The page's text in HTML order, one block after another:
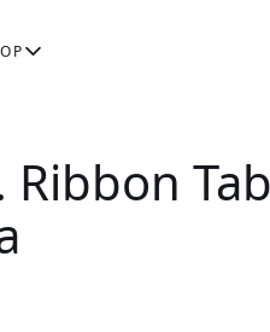
CLUJ-NAPOCA